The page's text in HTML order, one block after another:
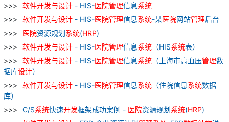
软件开发与设计 - HIS-医院管理信息系统
软件开发与设计 - HIS-医院管理信息系统-某医院网站管理后台
医院资源规划系统(HRP)
软件开发与设计 - HIS-医院管理信息系统 （HIS系统表）
软件开发与设计 - HIS-医院管理信息系统 （上海市高血压管理数
据库设计）
软件开发与设计 - HIS-医院管理信息系统 （住院信息系统数据
库）
C/S系统快速开发框架成功案例 - 医院资源规划系统(HRP)